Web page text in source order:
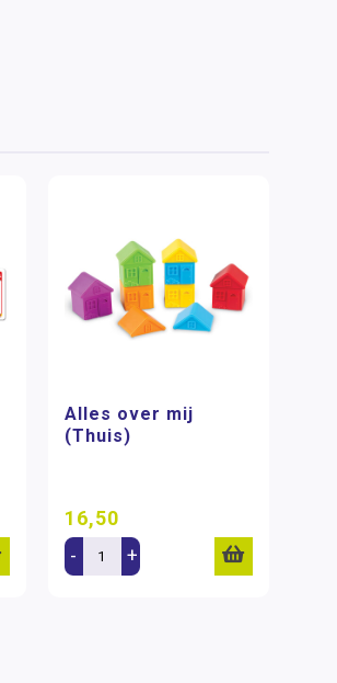
Alles over mij
(Thuis)
16,50
- +